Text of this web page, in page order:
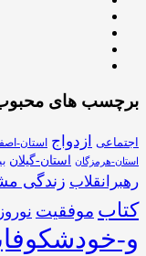
برچسب های
اجتماعی ازدواج استان-
استان-هرمزگان استان-گیلان
رهبرانقلاب زندگی
کتاب موفقیت نوروز
و-